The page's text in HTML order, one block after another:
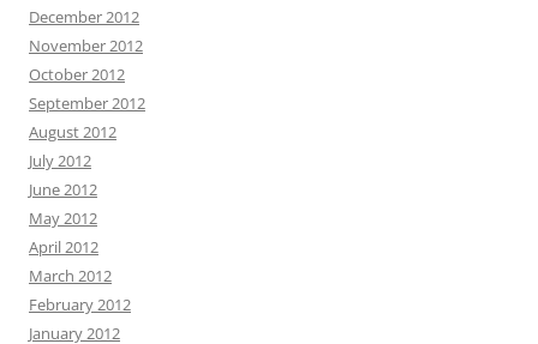
December 2012
November 2012
October 2012
September 2012
August 2012
July 2012
June 2012
May 2012
April 2012
March 2012
February 2012
January 2012